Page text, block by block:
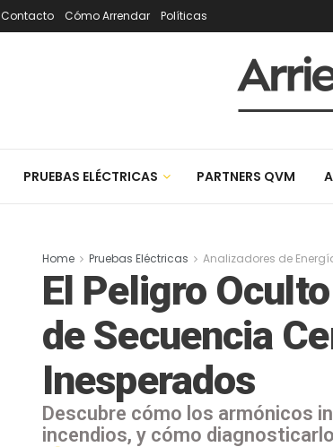
Contacto Cómo Arrendar Políticas
PRUEBAS ELÉCTRICAS PARTNERS QVM
Home Pruebas Eléctricas Analizadores de
El Peligro
de Secuencia
Inesperados
Descubre cómo los armónicos
incendios, y cómo